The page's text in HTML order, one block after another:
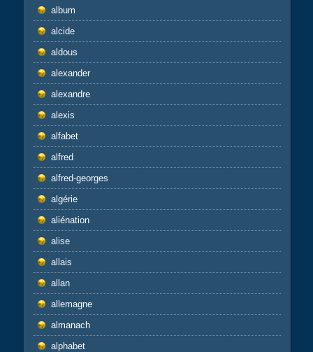
album
alcide
aldous
alexander
alexandre
alexis
alfabet
alfred
alfred-georges
algérie
aliénation
alise
allais
allan
allemagne
almanach
alphabet